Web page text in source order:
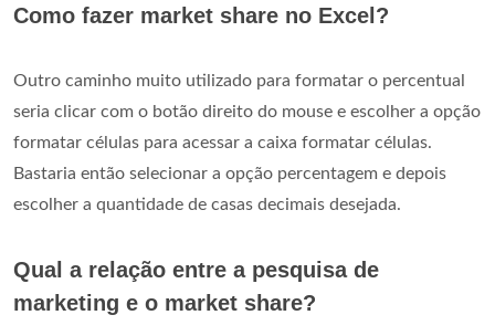
Como fazer market share no Excel?
Outro caminho muito utilizado para formatar o percentual
seria clicar com o botão direito do mouse e escolher a opção
formatar células para acessar a caixa formatar células.
Bastaria então selecionar a opção percentagem e depois
escolher a quantidade de casas decimais desejada.
Qual a relação entre a pesquisa de
marketing e o market share?